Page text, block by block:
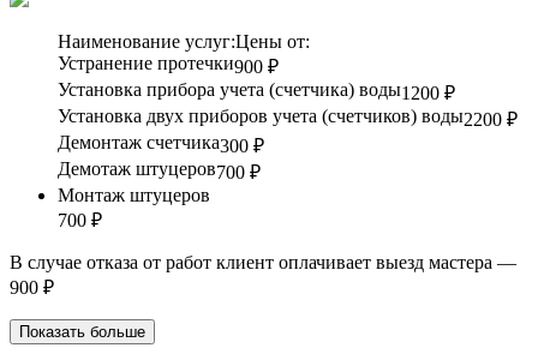
Наименование услуг:Цены от:
Устранение протечки900 ₽
Установка прибора учета (счетчика) воды1200 ₽
Установка двух приборов учета (счетчиков) воды2200 ₽
Демонтаж счетчика300 ₽
Демотаж штуцеров700 ₽
Монтаж штуцеров
700 ₽
В случае отказа от работ клиент оплачивает выезд мастера —
900 ₽
Показать больше